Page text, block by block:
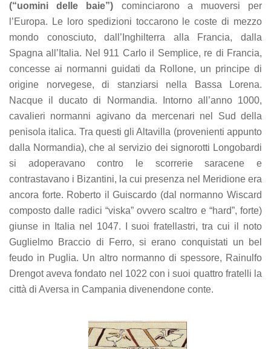
(“uomini delle baie”) cominciarono a muoversi per
l’Europa. Le loro spedizioni toccarono le coste di mezzo
mondo conosciuto, dall’Inghilterra alla Francia, dalla
Spagna all’Italia. Nel 911 Carlo il Semplice, re di Francia,
concesse ai normanni guidati da Rollone, un principe di
origine norvegese, di stanziarsi nella Bassa Lorena.
Nacque il ducato di Normandia. Intorno all’anno 1000,
cavalieri normanni agivano da mercenari nel Sud della
penisola italica. Tra questi gli Altavilla (provenienti appunto
dalla Normandia), che al servizio dei signorotti Longobardi
si adoperavano contro le scorrerie saracene e
contrastavano i Bizantini, la cui presenza nel Meridione era
ancora forte. Roberto il Guiscardo (dal normanno Wiscard
composto dalle radici “viska” ovvero scaltro e “hard”, forte)
giunse in Italia nel 1047. I suoi fratellastri, tra cui il noto
Guglielmo Braccio di Ferro, si erano conquistati un bel
feudo in Puglia. Un altro normanno di spessore, Rainulfo
Drengot aveva fondato nel 1022 con i suoi quattro fratelli la
città di Aversa in Campania divenendone conte.